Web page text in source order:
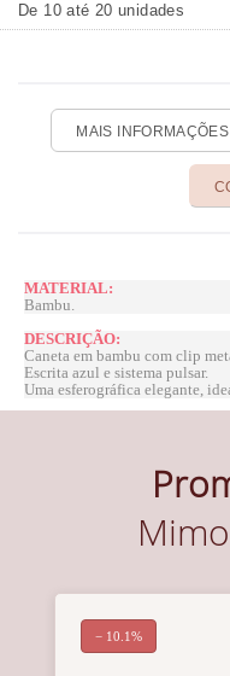
De 10 até 20 unidades
MAIS INFORMAÇÕES
MATERIAL:
Bambu.
DESCRIÇÃO:
Caneta em bambu com clip
Escrita azul e sistema pulsar.
Uma esferográfica elegante,
− 10.1%